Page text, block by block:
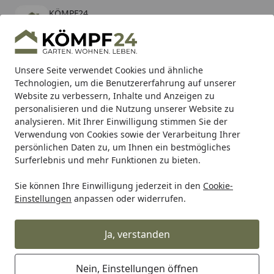
Unsere Seite verwendet Cookies und ähnliche
Technologien, um die Benutzererfahrung auf unserer
Website zu verbessern, Inhalte und Anzeigen zu
personalisieren und die Nutzung unserer Website zu
analysieren. Mit Ihrer Einwilligung stimmen Sie der
Verwendung von Cookies sowie der Verarbeitung Ihrer
persönlichen Daten zu, um Ihnen ein bestmögliches
Surferlebnis und mehr Funktionen zu bieten.
Sie können Ihre Einwilligung jederzeit in den Cookie-
Einstellungen anpassen oder widerrufen.
Ja, verstanden
Nein, Einstellungen öffnen
KÖMPF24
kostenlos - Im App Store
Hotline
Alle Produkte
Mein Konto
Suchen
Karibu Pools inkl. gratis Sandfilteranlage & Pool-
Starterset (Gesamtwert bis 468,99€)
Startseite
Alles für den Garten Blumenerde, Anzuchterde, Dünger &
COMPO Blaue Hortensien 800 g